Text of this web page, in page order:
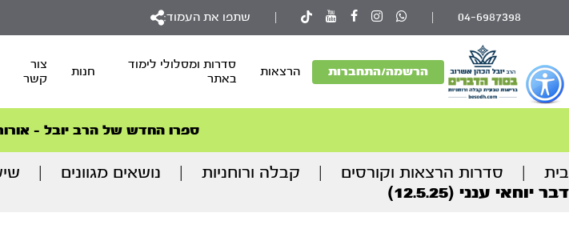
כפתור
לפתיחת
תפריט
נגישות
04-6987398 שתפו את העמוד:
הרשמה/התחברות הרצאות
סדרות ומסלולי לימוד
באתר
חנות
צור
קשר
סדרות
הסדרה המובילה
ספרו החדש של הרב יובל –
הצטרפו למהפכת
סדרות
הסדרה המובילה
מרכזי
בית | סדרות הרצאות וקורסים | קבלה ורוחניות | נושאים מגוונים |
דבר יוחאי ענני (12.5.25)